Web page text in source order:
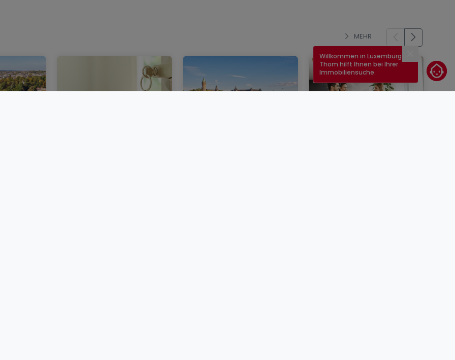
MEHR
Schließen
Willkommen in Luxemburg!
Thom hilft Ihnen bei Ihrer
Immobiliensuche.